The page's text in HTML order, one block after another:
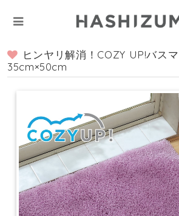
ヒンヤリ解消！COZY UP!バス
35cm×50cm